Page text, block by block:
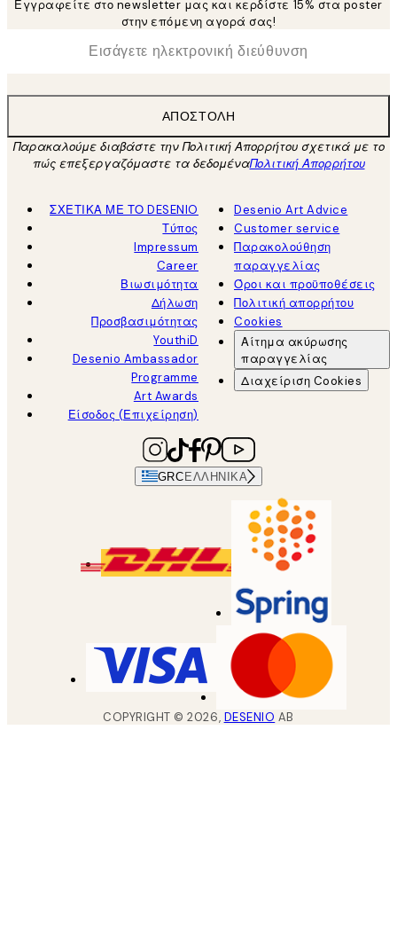
Εγγραφείτε στο newsletter μας και κερδίστε 15% στα poster
στην επόμενη αγορά σας!
Ηλεκτρονική Διεύθυνση
ΑΠΟΣΤΟΛΉ
Παρακαλούμε διαβάστε την Πολιτική Απορρήτου σχετικά με το
πώς επεξεργαζόμαστε τα δεδομέναΠολιτική Απορρήτου
ΣΧΕΤΙΚΑ ΜΕ ΤΟ DESENIO
Τύπος
Impressum
Career
Βιωσιμότητα
Δήλωση
Προσβασιμότητας
YouthiD
Desenio Ambassador
Programme
Art Awards
Είσοδος (Επιχείρηση)
Desenio Art Advice
Customer service
Παρακολούθηση
παραγγελίας
Όροι και προϋποθέσεις
Πολιτική απορρήτου
Cookies
Αίτημα ακύρωσης
παραγγελίας
Διαχείριση Cookies
GRCΕΛΛΗΝΙΚΆ
COPYRIGHT ©2026, DESENIO AB